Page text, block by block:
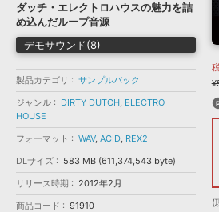
サンプルパック »
ソフトウェア／ツール »
DAW »
効果音 »
特集 »
ニュースレター »
SONICWIREブログ »
製品サポート情報 »
DTMガイド »
FAQ »
お問い合わせ »
ELECTRONICA
EDM TRANCE
ソフト音源 プラグイン・エフェク
ソフトウェア／ツール
メーカー
フォーマット
ランキング
ダッチ・エレクトロハウスの魅力を詰
め込んだループ音源
デモサウンド(8)
製品カテゴリ
サンプルパック
ジャンル
DIRTY DUTCH, ELECTRO
HOUSE
フォーマット
WAV, ACID, REX2
DLサイズ
583 MB (611,374,543 byte)
リリース時期
2012年2月
商品コード
91910
(